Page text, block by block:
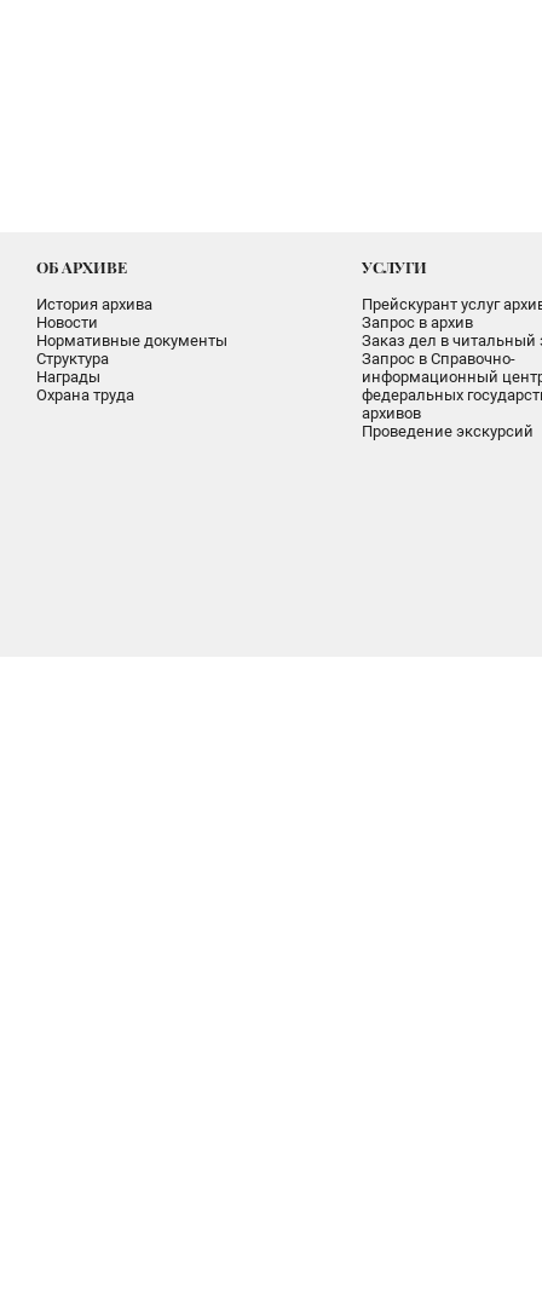
ОБ АРХИВЕ
История архива
Новости
Нормативные документы
Структура
Награды
Охрана труда
УСЛУГИ
Прейскурант услуг
Запрос в архив
Заказ дел в читальный
Запрос в Справочно-
информационный
федеральных
архивов
Проведение экскурсий